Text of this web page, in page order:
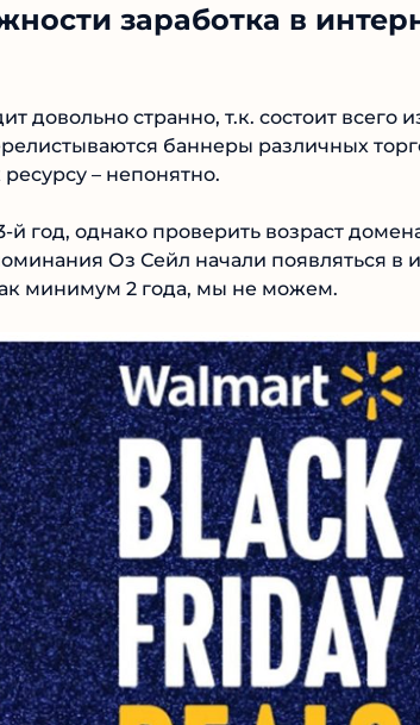
заработка в
довольно странно, т.к. состоит всего
баннеры различных
к ресурсу – непонятно.
й год, однако проверить возраст
Оз Сейл начали появляться в
как минимум 2 года, мы не можем.